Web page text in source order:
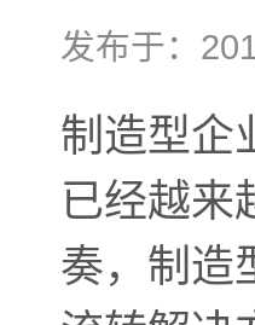
发布于：
制造型企
已经越来
奏，制造